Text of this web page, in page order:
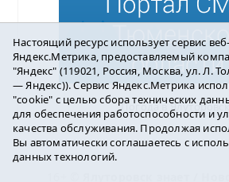
Погода в
Настоящий ресурс использует сервис
Яндекс.Метрика, предоставляемый
"Яндекс" (119021, Россия, Москва, ул. Л.
— Яндекс)). Сервис Яндекс.Метрика
"cookie" с целью сбора технических
для обеспечения работоспособности и
качества обслуживания. Продолжая
Вы автоматически соглашаетесь с
данных технологий.